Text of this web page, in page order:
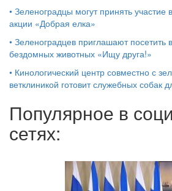
• Зеленоградцы могут принять участие
акции «Добрая елка»
• Зеленоградцев приглашают посетить
бездомных животных «Ищу друга!»
• Кинологический центр совместно с
ветклиникой готовит служебных собак
Популярное в
сетях: